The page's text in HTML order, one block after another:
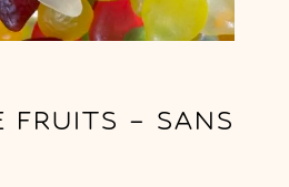
FRUITS – SANS